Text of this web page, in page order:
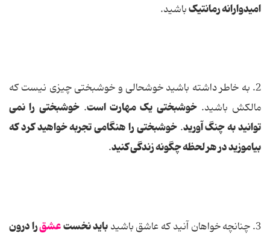
امیدوارانه رمانتیکباشید.
2. به خاطر داشته باشید خوشحالی و خوشبختی چیزی نیست كه
مالكش باشید.خوشبختی یک مهارت است.خوشبختی را نمی
توانید به چنگ آورید.خوشبختی را هنگامی تجربه خواهید كرد كه
بیاموزید در هر لحظه چگونه زندگی كنید.
3. چنانچه خواهان آنید كه عاشق باشید باید نخستعشقرا درون